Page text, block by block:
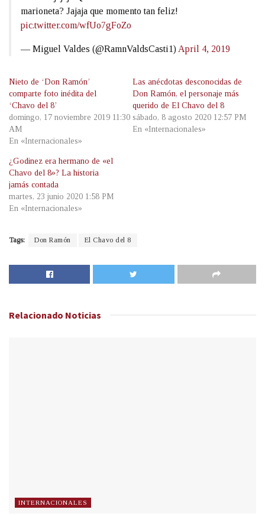
marioneta? Jajaja que momento tan feliz!
pic.twitter.com/wfUo7gFoZo
— Miguel Valdes (@RamnValdsCasti1) April 4, 2019
Nieto de ‘Don Ramón’
comparte foto inédita del
‘Chavo del 8’
domingo, 17 noviembre 2019 11:30
AM
En «Internacionales»
Las anécdotas desconocidas de
Don Ramón, el personaje más
querido de El Chavo del 8
sábado, 8 agosto 2020 12:57 PM
En «Internacionales»
¿Godinez era hermano de «el
Chavo del 8»? La historia
jamás contada
martes, 23 junio 2020 1:58 PM
En «Internacionales»
Tags: Don Ramón El Chavo del 8
Relacionado Noticias
INTERNACIONALES